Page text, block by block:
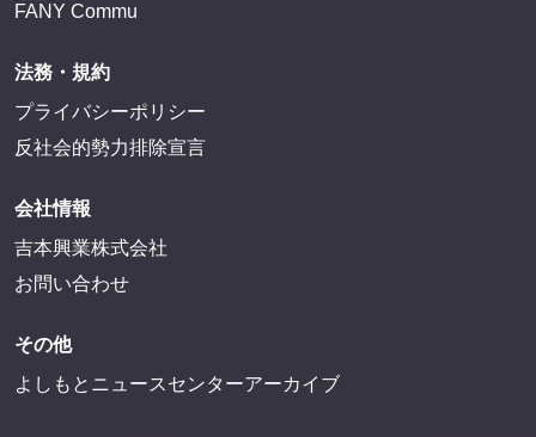
FANY Commu
法務・規約
プライバシーポリシー
反社会的勢力排除宣言
会社情報
吉本興業株式会社
お問い合わせ
その他
よしもとニュースセンターアーカイブ